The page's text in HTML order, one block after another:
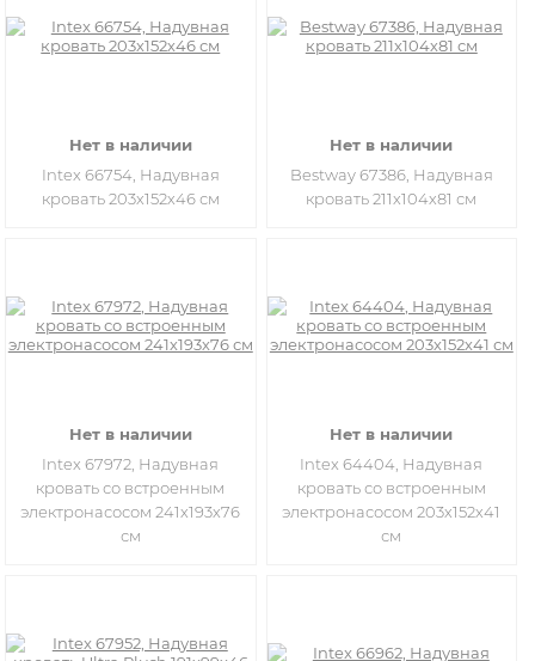
Нет в наличии
Intex 66754, Надувная
кровать 203х152х46 см
Нет в наличии
Bestway 67386, Надувная
кровать 211х104х81 см
Нет в наличии
Intex 67972, Надувная
кровать со встроенным
электронасосом 241х193х76
см
Нет в наличии
Intex 64404, Надувная
кровать со встроенным
электронасосом 203х152х41
см